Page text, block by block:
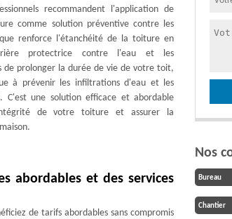
recommandent l'application de
comme solution préventive contre les
renforce l'étanchéité de la toiture en
protectrice contre l'eau et les
de prolonger la durée de vie de votre toit,
à prévenir les infiltrations d'eau et les
C'est une solution efficace et abordable
de votre toiture et assurer la
abordables et des services
de tarifs abordables sans compromis
Nos
Bureau
Chantier